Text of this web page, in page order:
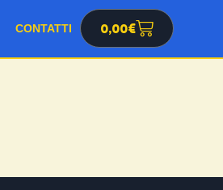
CONTATTI 0,00€